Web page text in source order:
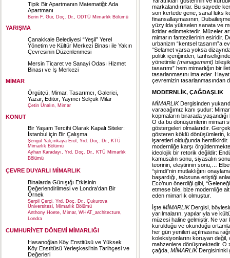
Tipik Bir Apartmanın Matematiği: Ada
Apartmanı
Berin F. Gür, Doç. Dr., ODTÜ Mimarlık Bölümü
YARIŞMA
Çanakkale Belediyesi “Yeşil” Yerel
Yönetim ve Kültür Merkezi Binası ile Yakın
Çevresinin Düzenlenmesi
Mersin Ticaret ve Sanayi Odası Hizmet
Binası ve İş Merkezi
MİMAR
Örgütçü, Mimar, Tasarımcı, Galerici,
Yazar, Editör, Yayıncı Selçuk Milar
Çetin Ünalın, Mimar
KONUT
Bir Yaşam Tercihi Olarak Kapalı Siteler:
İstanbul için Bir Çalışma
Şengül Yalçınkaya Erol, Yrd. Doç. Dr., KTÜ
Mimarlık Bölümü
Ayhan Karadayı, Yrd. Doç. Dr., KTÜ Mimarlık
Bölümü
ÇEVRE DUYARLI MİMARLIK
Binalarda Günışığı Etkisinin
Değerlendirilmesi ve Londra’dan Bir
Örnek
Serpil Çerçi, Yrd. Doç. Dr., Çukurova
Üniversitesi, Mimarlık Bölümü
Anthony Hoete, Mimar, WHAT_architecture,
Londra
CUMHURİYET DÖNEMİ MİMARLIĞI
Hasanoğlan Köy Enstitüsü ve Yüksek
Köy Enstitüsü Yerleşkesi’nin Tarihçesi ve
Değerleri
markalandırırlar. Bu sayede
son kertede gene, sanal lüks
finansallaşmasının,
yüzyılda yükselen sanata ve
iktidar edinmektedir. Müzeler
mimarın fantezilerinin esiridir.
urbanizm “kentsel tasarım”a
“Selamet varsa yoksa
politik içeriğinden,
yönetimle (management)
tasarımı” hem mimarlığın bir
tasarlanmasını ima eder.
çevremizin tasarlanmasından
MODERNLİK, ÇAĞDAŞLIK
MİMARLIKDergisinden
varacağımız kanı şudur:
kopmaların birarada
O da bu dönüşümlerin mimari
göstergeleri olmalarıdır.
gösteren köklü dönüşümlerin,
işaretleri olduğunda
modernliğe karşı
ideolojik bir retorik değildir:
kamusalın sonu, siyasalın
teorinin, eleştirinin sonu,…
“şimdi”nin mutlaklığını
başardığı, telosuna eriştiği
Eco’nun önerdiği gibi,
etmese bile, bize modernliğe
eden mimarlık olmuştur.
İşte MİMARLIKDergisi,
yarılmaların, yapılarıyla ve
müzesi haline gelmiştir. Ne var
kurulduğu ve okunduğu
her gün yenileri açılmasına
koleksiyonlarını koruyan
mahzenlere dönüşmektedir. O
çağda, MİMARLIKDergisininki